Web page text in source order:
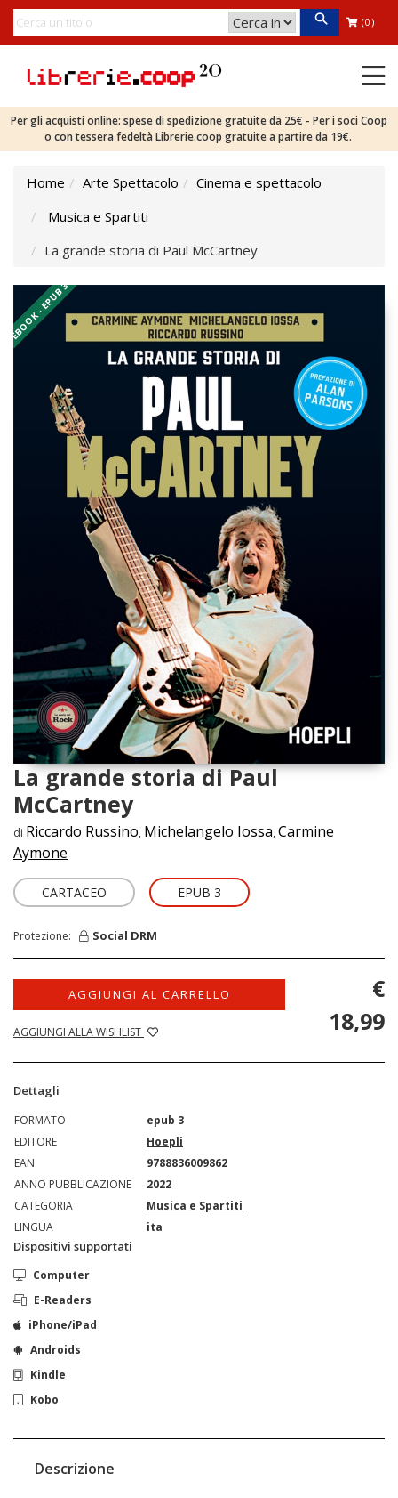
(0)
Per gli acquisti online: spese di spedizione gratuite da 25€ - Per i soci Coop
o con tessera fedeltà Librerie.coop gratuite a partire da 19€.
Home Arte Spettacolo
Cinema e spettacolo
Musica e Spartiti
La grande storia di Paul McCartney
EBOOK - EPUB 3
La grande storia di Paul
McCartney
di Riccardo Russino, Michelangelo Iossa, Carmine
Aymone
CARTACEO EPUB 3
Protezione: Social DRM
AGGIUNGI AL CARRELLO
AGGIUNGI ALLA WISHLIST
€
18,99
Dettagli
FORMATO
epub 3
EDITORE
Hoepli
EAN
9788836009862
ANNO PUBBLICAZIONE
2022
CATEGORIA
Musica e Spartiti
LINGUA
ita
Dispositivi supportati
Computer
E-Readers
iPhone/iPad
Androids
Kindle
Kobo
Descrizione